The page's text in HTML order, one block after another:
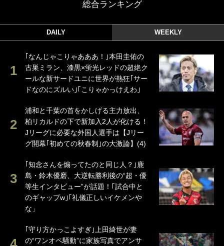
総合ランキング
DAILY WEEKLY
｢なんじゃこりゃあああ！｣本田圭佑の
古巣ミラン、漆黒×蛍光レッドの超絶ク
ールな新サードユニに世界が熱狂｢サー
ドなのにズルい｣｢こりゃかっけえわ｣
浦和と千葉の首をかしげる主力放出、
柏リカルドの下で新加入2人が化ける！
Jリーグに必要な外国人選手は【Jリー
グ開幕｢初めての秋春制｣の大激論】(4)
｢知念さんを煽ってたのと同じ人？｣鹿
島・鈴木優磨、大逆転勝利後の“超・優
等生インタビュー”が話題！｢試合中と
のギャップw｣｢礼儀正しいイケメンや
な」
｢守り方かっこよすぎ｣上田綺世が妻
の“ワンオペ騒動”に家族写真でアンサ